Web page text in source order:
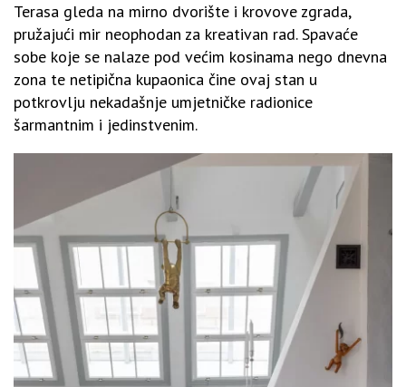
Terasa gleda na mirno dvorište i krovove zgrada,
pružajući mir neophodan za kreativan rad. Spavaće
sobe koje se nalaze pod većim kosinama nego dnevna
zona te netipična kupaonica čine ovaj stan u
potkrovlju nekadašnje umjetničke radionice
šarmantnim i jedinstvenim.